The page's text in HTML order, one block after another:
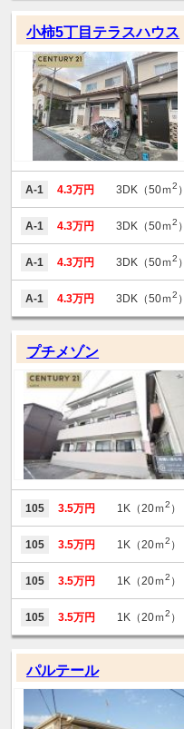
小柿5丁目テラスハウス
A-1 4.3万円 3DK（50ｍ2 ）
A-1 4.3万円 3DK（50ｍ2 ）
A-1 4.3万円 3DK（50ｍ2 ）
A-1 4.3万円 3DK（50ｍ2 ）
プチメゾン
105 3.5万円 1K（20ｍ2 ）
105 3.5万円 1K（20ｍ2 ）
105 3.5万円 1K（20ｍ2 ）
105 3.5万円 1K（20ｍ2 ）
パルテール